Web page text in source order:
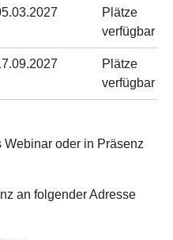
Plätze
verfügbar
Plätze
verfügbar
oder in Präsenz
an folgender Adresse